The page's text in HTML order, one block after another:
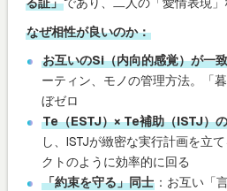
なぜ相性が良いのか：
お互いのSi（内向的感覚）が一致
ーティン、モノの管理方法。「
ぼゼロ
Te（ESTJ）× Te補助（ISTJ）
し、ISTJが緻密な実行計画を立
クトのように効率的に回る
「約束を守る」同士 ：お互い「